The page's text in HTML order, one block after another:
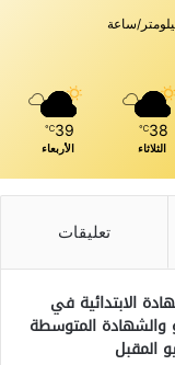
38
℃
الثلاثاء
39
℃
الأربعاء
تعليقات
الابتدائية في
والشهادة المتوسطة
المقبل